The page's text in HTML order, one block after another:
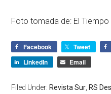
Foto tomada de: El Tiempo
Facebook Tweet
LinkedIn
Email
Filed Under: Revista Sur RS